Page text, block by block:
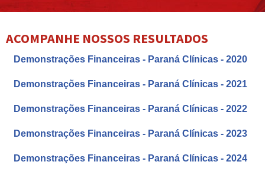
ACOMPANHE NOSSOS RESULTADOS
Demonstrações Financeiras - Paraná Clínicas - 2020
Demonstrações Financeiras - Paraná Clínicas - 2021
Demonstrações Financeiras - Paraná Clínicas - 2022
Demonstrações Financeiras - Paraná Clínicas - 2023
Demonstrações Financeiras - Paraná Clínicas - 2024